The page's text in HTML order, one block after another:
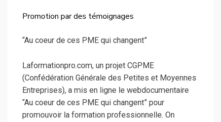
Promotion par des témoignages
“Au coeur de ces PME qui changent”
Laformationpro.com, un projet CGPME
(Confédération Générale des Petites et Moyennes
Entreprises), a mis en ligne le webdocumentaire
“Au coeur de ces PME qui changent” pour
promouvoir la formation professionnelle. On